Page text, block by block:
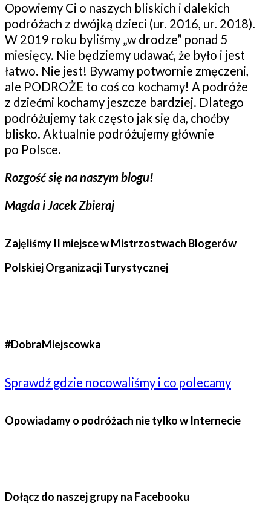
Opowiemy Ci o naszych bliskich i dalekich
podróżach z dwójką dzieci (ur. 2016, ur. 2018).
W 2019 roku byliśmy „w drodze” ponad 5
miesięcy. Nie będziemy udawać, że było i jest
łatwo. Nie jest! Bywamy potwornie zmęczeni,
ale PODROŻE to coś co kochamy! A podróże
z dziećmi kochamy jeszcze bardziej. Dlatego
podróżujemy tak często jak się da, choćby
blisko. Aktualnie podróżujemy głównie
po Polsce.
Rozgość się na naszym blogu!
Magda i Jacek Zbieraj
Zajęliśmy II miejsce w Mistrzostwach Blogerów
Polskiej Organizacji Turystycznej
#DobraMiejscowka
Sprawdź gdzie nocowaliśmy i co polecamy
Opowiadamy o podróżach nie tylko w Internecie
Dołącz do naszej grupy na Facebooku